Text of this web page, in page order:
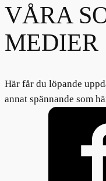
VÅRA
MEDIER
Här får du löpande
annat spännande som